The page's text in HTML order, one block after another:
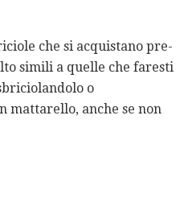
che si acquistano pre-
simili a quelle che faresti
o
mattarello, anche se non